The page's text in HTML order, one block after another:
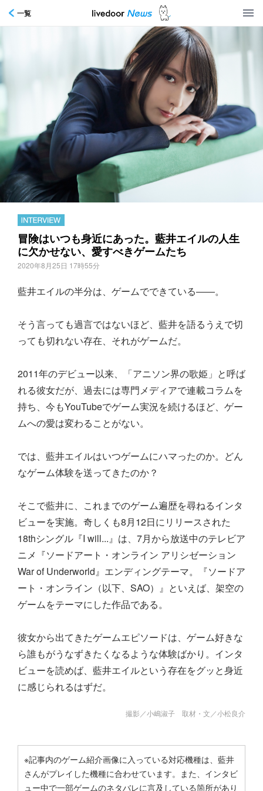
一覧
冒険はいつも身近にあった。藍井エイルの人生
に欠かせない、愛すべきゲームたち
2020年8月25日 17時55分
藍井エイルの半分は、ゲームでできている――。
そう言っても過言ではないほど、藍井を語るうえで切
っても切れない存在、それがゲームだ。
2011年のデビュー以来、「アニソン界の歌姫」と呼ば
れる彼女だが、過去には専門メディアで連載コラムを
持ち、今もYouTubeでゲーム実況を続けるほど、ゲー
ムへの愛は変わることがない。
では、藍井エイルはいつゲームにハマったのか。どん
なゲーム体験を送ってきたのか？
そこで藍井に、これまでのゲーム遍歴を尋ねるインタ
ビューを実施。奇しくも8月12日にリリースされた
18thシングル『I will...』は、7月から放送中のテレビア
ニメ『ソードアート・オンライン アリシゼーション
War of Underworld』エンディングテーマ。『ソードア
ート・オンライン（以下、SAO）』といえば、架空の
ゲームをテーマにした作品である。
彼女から出てきたゲームエピソードは、ゲーム好きな
ら誰もがうなずきたくなるような体験ばかり。インタ
ビューを読めば、藍井エイルという存在をグッと身近
に感じられるはずだ。
撮影／小嶋淑子 取材・文／小松良介
※記事内のゲーム紹介画像に入っている対応機種は、藍井
さんがプレイした機種に合わせています。また、インタビ
ュー中で一部ゲームのネタバレに言及している箇所があり